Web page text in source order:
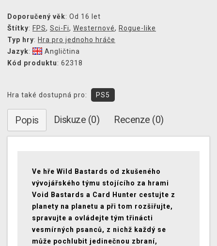
Doporučený věk: Od 16 let
Štítky: FPS, Sci-Fi, Westernové, Rogue-like
Typ hry: Hra pro jednoho hráče
Jazyk:
Angličtina
Kód produktu: 62318
Hra také dostupná pro: PS5
Popis Diskuze (0) Recenze (0)
Ve hře Wild Bastards od zkušeného
vývojářského týmu stojícího za hrami
Void Bastards a Card Hunter cestujte z
planety na planetu a při tom rozšiřujte,
spravujte a ovládejte tým třinácti
vesmírných psanců, z nichž každý se
může pochlubit jedinečnou zbraní,